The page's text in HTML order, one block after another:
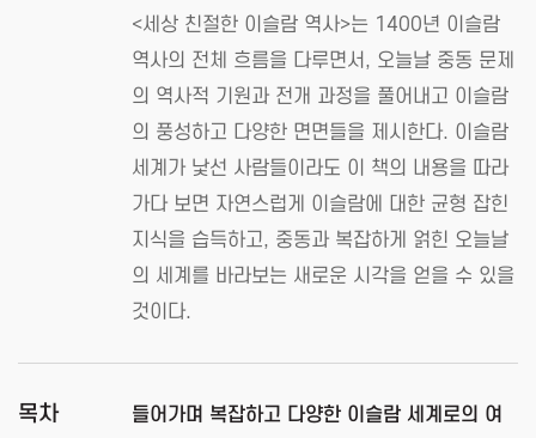
<세상 친절한 이슬람 역사>는 1400년 이슬람
역사의 전체 흐름을 다루면서, 오늘날 중동 문제
의 역사적 기원과 전개 과정을 풀어내고 이슬람
의 풍성하고 다양한 면면들을 제시한다. 이슬람
세계가 낯선 사람들이라도 이 책의 내용을 따라
가다 보면 자연스럽게 이슬람에 대한 균형 잡힌
지식을 습득하고, 중동과 복잡하게 얽힌 오늘날
의 세계를 바라보는 새로운 시각을 얻을 수 있을
것이다.
목차
들어가며 복잡하고 다양한 이슬람 세계로의 여